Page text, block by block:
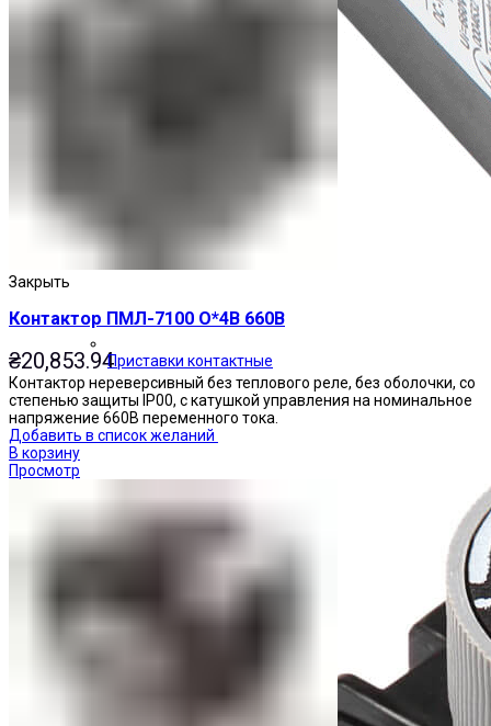
Приставки контактные
Закрыть
Контактор ПМЛ-7100 О*4В 660В
₴20,853.94
Контактор нереверсивный без теплового реле, без оболочки, со
степенью защиты IP00, с катушкой управления на номинальное
напряжение 660В переменного тока.
Добавить в список желаний
В корзину
Просмотр